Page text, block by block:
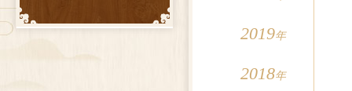
2019年
2018年